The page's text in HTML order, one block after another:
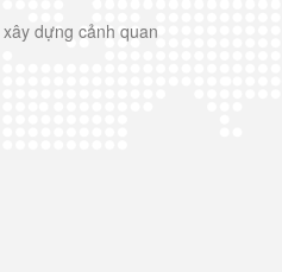
dựng cảnh quan